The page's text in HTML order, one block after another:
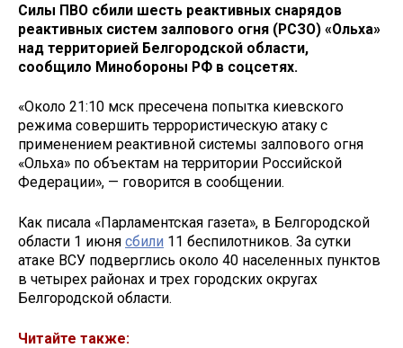
Силы ПВО сбили шесть реактивных снарядов
реактивных систем залпового огня (РСЗО) «Ольха»
над территорией Белгородской области,
сообщило Минобороны РФ в соцсетях.
«Около 21:10 мск пресечена попытка киевского
режима совершить террористическую атаку c
применением реактивной системы залпового огня
«Ольха» по объектам на территории Российской
Федерации», — говорится в сообщении.
Как писала «Парламентская газета», в Белгородской
области 1 июня сбили 11 беспилотников. За сутки
атаке ВСУ подверглись около 40 населенных пунктов
в четырех районах и трех городских округах
Белгородской области.
Читайте также: